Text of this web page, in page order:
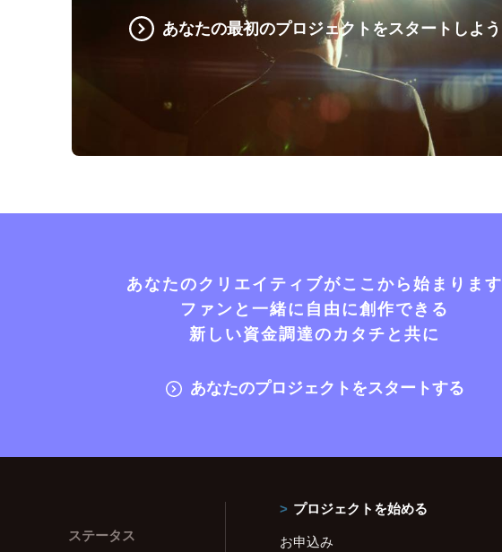
あなたの最初のプロジェクトをスタートしよう
あなたのクリエイティブがここから始まります
ファンと一緒に自由に創作できる
新しい資金調達のカタチと共に
あなたのプロジェクトをスタートする
ステータス
プロジェクトを始める
お申込み